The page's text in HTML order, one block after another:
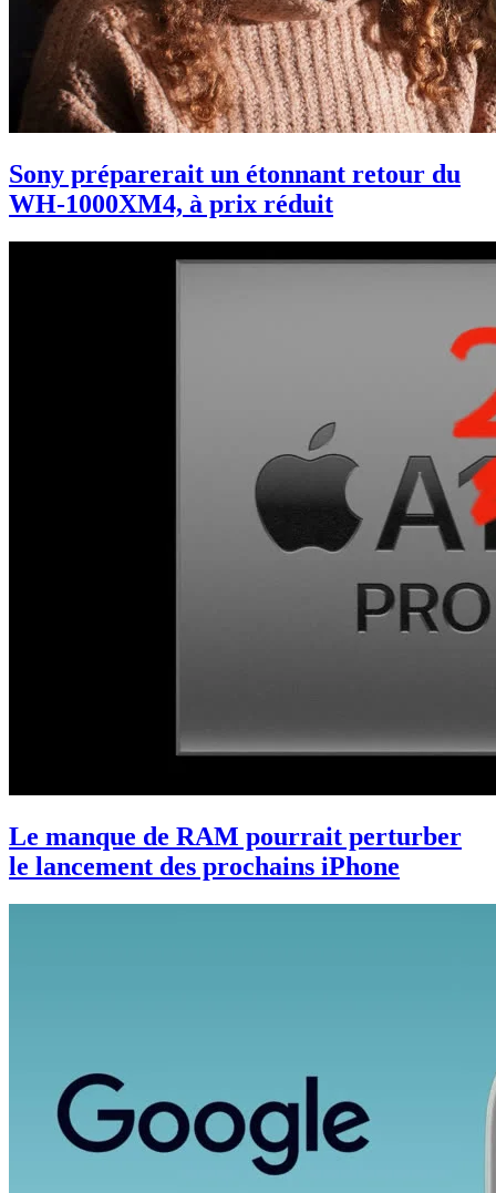
Sony préparerait un étonnant retour du
WH-1000XM4, à prix réduit
Le manque de RAM pourrait perturber
le lancement des prochains iPhone